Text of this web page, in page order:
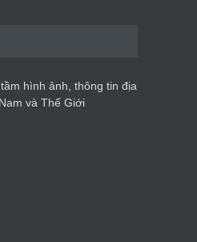
quốc gia
đẹp Việt Nam 24/04/2020
hình ảnh, thông tin địa
và Thế Giới